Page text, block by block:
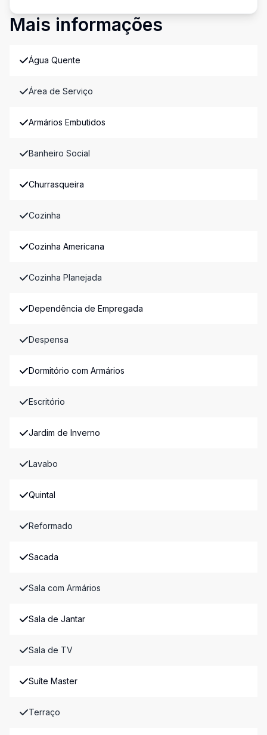
Mais informações
Água Quente
Área de Serviço
Armários Embutidos
Banheiro Social
Churrasqueira
Cozinha
Cozinha Americana
Cozinha Planejada
Dependência de Empregada
Despensa
Dormitório com Armários
Escritório
Jardim de Inverno
Lavabo
Quintal
Reformado
Sacada
Sala com Armários
Sala de Jantar
Sala de TV
Suíte Master
Terraço